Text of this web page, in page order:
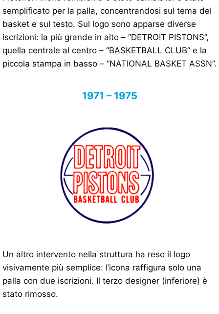
semplificato per la palla, concentrandosi sul tema del
basket e sul testo. Sul logo sono apparse diverse
iscrizioni: la più grande in alto – “DETROIT PISTONS”,
quella centrale al centro – “BASKETBALL CLUB” e la
piccola stampa in basso – “NATIONAL BASKET ASSN”.
1971 – 1975
Un altro intervento nella struttura ha reso il logo
visivamente più semplice: l’icona raffigura solo una
palla con due iscrizioni. Il terzo designer (inferiore) è
stato rimosso.